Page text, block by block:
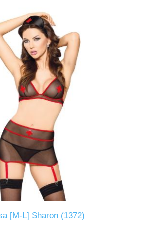
[M-L] Sharon (1372)